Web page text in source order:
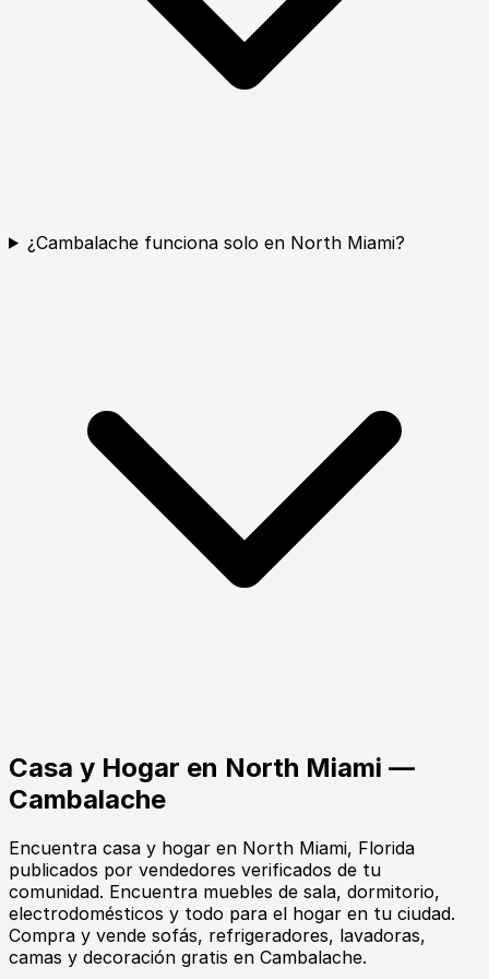
¿Cambalache funciona solo en North Miami?
Casa y Hogar en North Miami —
Cambalache
Encuentra casa y hogar en North Miami, Florida
publicados por vendedores verificados de tu
comunidad. Encuentra muebles de sala, dormitorio,
electrodomésticos y todo para el hogar en tu ciudad.
Compra y vende sofás, refrigeradores, lavadoras,
camas y decoración gratis en Cambalache.